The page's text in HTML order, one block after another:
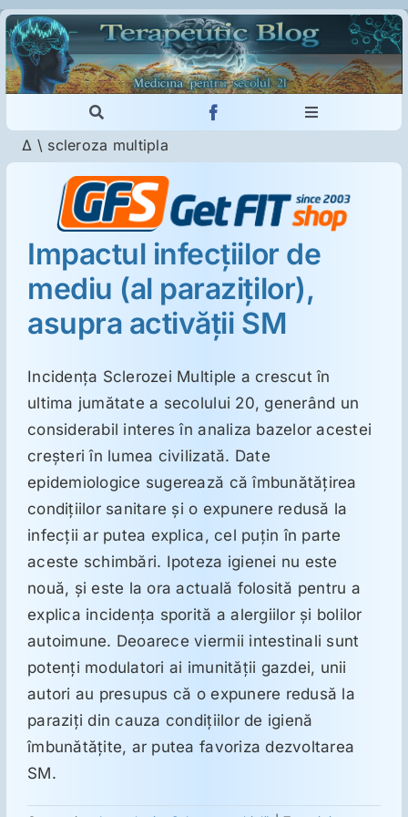
Skip
to
content
Toggle
Navigation
Cautare...
Toggle
Imunologie
Dermatologie
Psihiatrie
Neurologie
Intoleranţa la gluten
Suplimente
Reumatologie
Ginecologie
Mesajele lui Reichelt
Dietă
Δ \ scleroza multipla
Impactul infecţiilor de
mediu (al paraziţilor),
asupra activăţii SM
Incidenţa Sclerozei Multiple a crescut în
ultima jumătate a secolului 20, generând un
considerabil interes în analiza bazelor acestei
creşteri în lumea civilizată. Date
epidemiologice sugerează că îmbunătăţirea
condiţiilor sanitare şi o expunere redusă la
infecţii ar putea explica, cel puţin în parte
aceste schimbări. Ipoteza igienei nu este
nouă, şi este la ora actuală folosită pentru a
explica incidenţa sporită a alergiilor şi bolilor
autoimune. Deoarece viermii intestinali sunt
potenţi modulatori ai imunităţii gazdei, unii
autori au presupus că o expunere redusă la
paraziţi din cauza condiţiilor de igienă
îmbunătăţite, ar putea favoriza dezvoltarea
SM.